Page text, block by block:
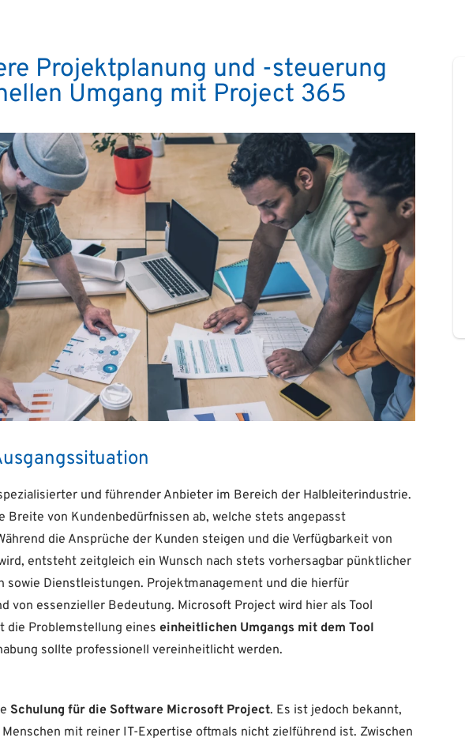
Projektplanung und -steuerung
Umgang mit Project 365
und führender Anbieter im Bereich der Halbleiterindustrie.
Breite von Kundenbedürfnissen ab, welche stets angepasst
die Ansprüche der Kunden steigen und die Verfügbarkeit von
entsteht zeitgleich ein Wunsch nach stets vorhersagbar pünktlicher
sowie Dienstleistungen. Projektmanagement und die hierfür
von essenzieller Bedeutung. Microsoft Project wird hier als Tool
die Problemstellung eines einheitlichen Umgangs mit dem Tool
sollte professionell vereinheitlicht werden.
Schulung für die Software Microsoft Project. Es ist jedoch bekannt,
mit reiner IT-Expertise oftmals nicht zielführend ist. Zwischen